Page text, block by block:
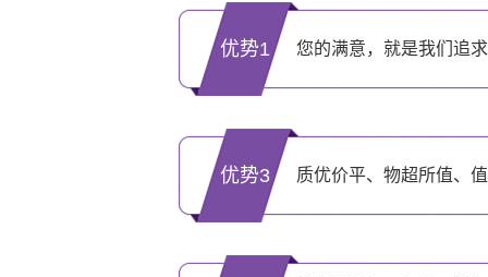
优势1 您的满意，就是我们追
优势3 质优价平、物超所值、